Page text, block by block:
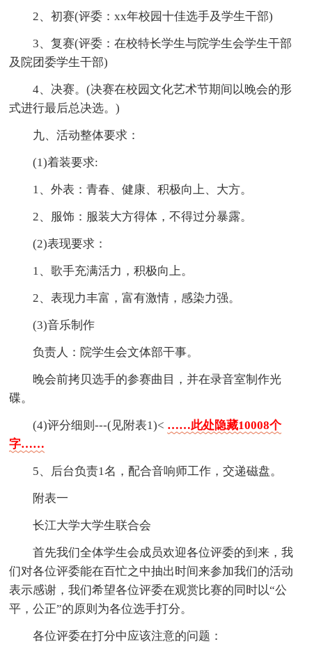
2、初赛(评委：xx年校园十佳选手及学生干部)
3、复赛(评委：在校特长学生与院学生会学生干部
及院团委学生干部)
4、决赛。(决赛在校园文化艺术节期间以晚会的形
式进行最后总决选。)
九、活动整体要求：
(1)着装要求:
1、外表：青春、健康、积极向上、大方。
2、服饰：服装大方得体，不得过分暴露。
(2)表现要求：
1、歌手充满活力，积极向上。
2、表现力丰富，富有激情，感染力强。
(3)音乐制作
负责人：院学生会文体部干事。
晚会前拷贝选手的参赛曲目，并在录音室制作光
碟。
(4)评分细则---(见附表1)< ……此处隐藏10008个
字……
5、后台负责1名，配合音响师工作，交递磁盘。
附表一
长江大学大学生联合会
首先我们全体学生会成员欢迎各位评委的到来，我
们对各位评委能在百忙之中抽出时间来参加我们的活动
表示感谢，我们希望各位评委在观赏比赛的同时以“公
平，公正”的原则为各位选手打分。
各位评委在打分中应该注意的问题：